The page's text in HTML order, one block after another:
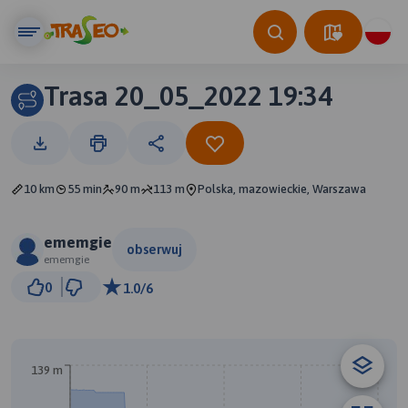
Trasa 20_05_2022 19:34
10 km 55 min 90 m 113 m Polska, mazowieckie, Warszawa
ememgie
ememgie
obserwuj
0 1.0/6
139 m